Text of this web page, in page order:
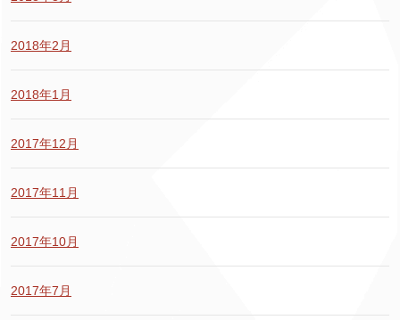
2018年2月
2018年1月
2017年12月
2017年11月
2017年10月
2017年7月